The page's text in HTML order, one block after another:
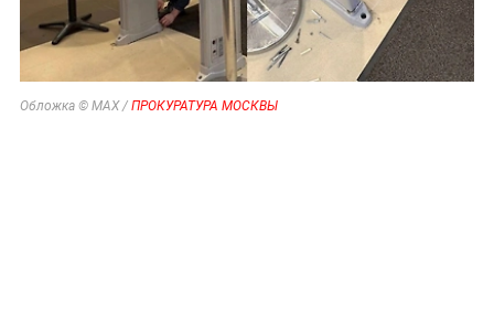
Обложка © MAX / ПРОКУРАТУРА МОСКВЫ